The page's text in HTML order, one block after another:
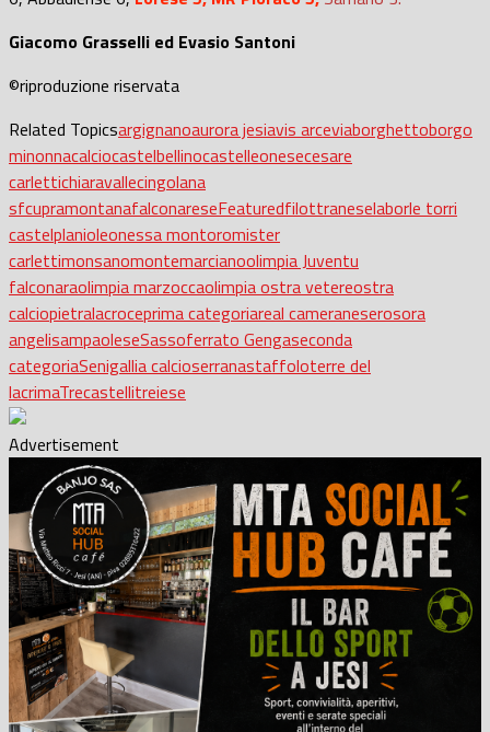
Giacomo Grasselli ed Evasio Santoni
©riproduzione riservata
Related Topicsargignanoaurora jesiavis arceviaborghettoborgo
minonnacalciocastelbellinocastelleonesecesare
carlettichiaravallecingolana
sfcupramontanafalconareseFeaturedfilottraneselaborle torri
castelplanioleonessa montoromister
carlettimonsanomontemarcianoolimpia Juventu
falconaraolimpia marzoccaolimpia ostra vetereostra
calciopietralacroceprima categoriareal cameraneserosora
angelisampaoleseSassoferrato Gengaseconda
categoriaSenigallia calcioserranastaffoloterre del
lacrimaTrecastellitreiese
Advertisement